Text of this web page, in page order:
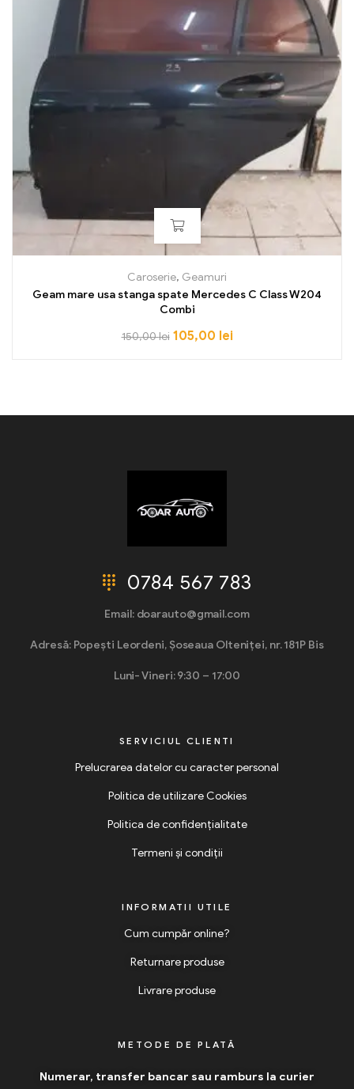
Caroserie, Geamuri
Geam mare usa stanga spate Mercedes C Class W204
Combi
150,00lei 105,00 lei
0784 567 783
Email: doarauto@gmail.com
Adresă: Popești Leordeni, Șoseaua Olteniței, nr. 181P Bis
Luni- Vineri: 9:30 – 17:00
SERVICIUL CLIENTI
Prelucrarea datelor cu caracter personal
Politica de utilizare Cookies
Politica de confidențialitate
Termeni și condiții
INFORMATII UTILE
Cum cumpăr online?
Returnare produse
Livrare produse
METODE DE PLATĂ
Numerar, transfer bancar sau ramburs la curier